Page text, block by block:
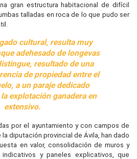
gran estructura habitacional de difícil
talladas en roca de lo que pudo ser
cultural, resulta muy
adehesado de longevas
resultado de una
de propiedad entre el
a un paraje dedicado
explotación ganadera en
extensivo.
por el ayuntamiento y con campos de
diputación provincial de Ávila, han dado
en valor, consolidación de muros y
y paneles explicativos, que